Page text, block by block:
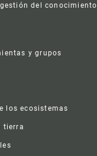
del conocimiento
y grupos
los ecosistemas
tierra